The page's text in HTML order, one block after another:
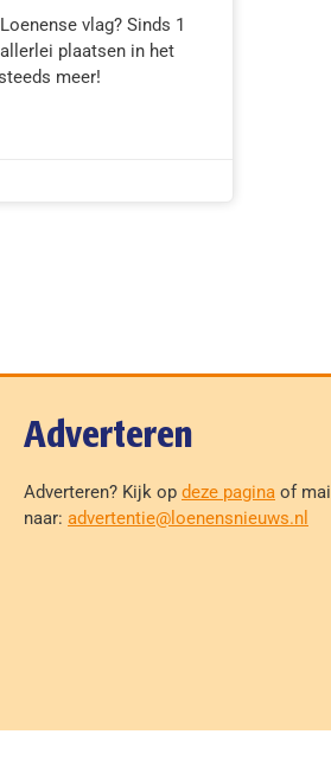
vlag? Sinds 1
plaatsen in het
meer!
Adverteren
Adverteren? Kijk op deze pagina of mail
naar: advertentie@loenensnieuws.nl